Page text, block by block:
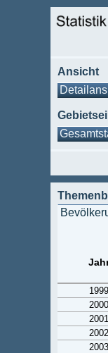
Ansicht
1999
2000
2001
2002
2003